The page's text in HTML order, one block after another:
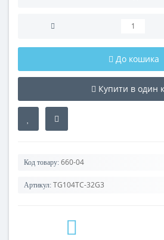
До кошика
Купити в один
Код товару: 660-04
Артикул: TG104TC-32G3